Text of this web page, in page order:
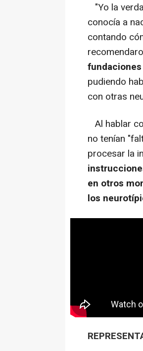
"Yo la
conocía a
contando
pudiendo
con otras
Al hablar
no tenían
procesar la
en otros
los